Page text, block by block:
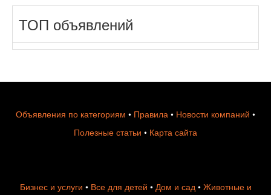
ТОП объявлений
Объявления по категориям • Правила • Новости компаний •
Полезные статьи • Карта сайта
Бизнес и услуги • Все для детей • Дом и сад• Животные и